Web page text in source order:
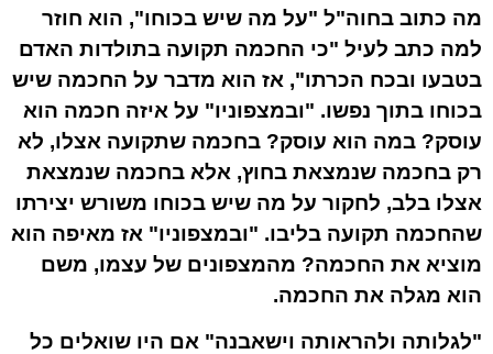
מה כתוב בחוה"ל "על מה שיש בכוחו", הוא חוזר
למה כתב לעיל "כי החכמה תקועה בתולדות האדם
בטבעו ובכח הכרתו", אז הוא מדבר על החכמה שיש
בכוחו בתוך נפשו. "ובמצפוניו" על איזה חכמה הוא
עוסק? במה הוא עוסק? בחכמה שתקועה אצלו, לא
רק בחכמה שנמצאת בחוץ, אלא בחכמה שנמצאת
אצלו בלב, לחקור על מה שיש בכוחו משורש יצירתו
שהחכמה תקועה בליבו. "ובמצפוניו" אז מאיפה הוא
מוציא את החכמה? מהמצפונים של עצמו, משם
הוא מגלה את החכמה.
"לגלותה ולהראותה וישאבנה" אם היו שואלים כל